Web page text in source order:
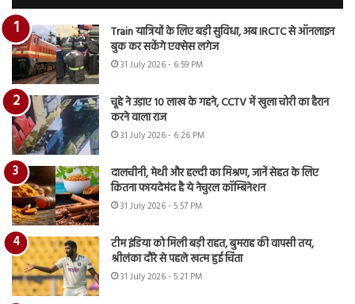
Train यात्रियों के लिए बड़ी सुविधा, अब IRCTC से ऑनलाइन
बुक कर सकेंगे एक्सेस लगेज
31 July 2026 - 6:59 PM
चूहे ने उड़ाए 10 लाख के गहने, CCTV में खुला चोरी का हैरान
करने वाला राज
31 July 2026 - 6:26 PM
दालचीनी, मेथी और हल्दी का मिश्रण, जानें सेहत के लिए
कितना फायदेमंद है ये नेचुरल कॉम्बिनेशन
31 July 2026 - 5:57 PM
टीम इंडिया को मिली बड़ी राहत, बुमराह की वापसी तय,
श्रीलंका दौरे से पहले खत्म हुई चिंता
31 July 2026 - 5:21 PM